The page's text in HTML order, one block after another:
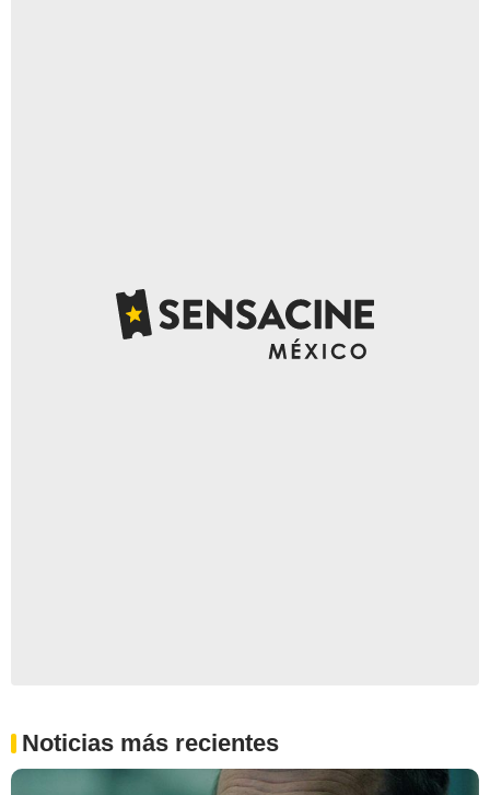
Noticias más recientes